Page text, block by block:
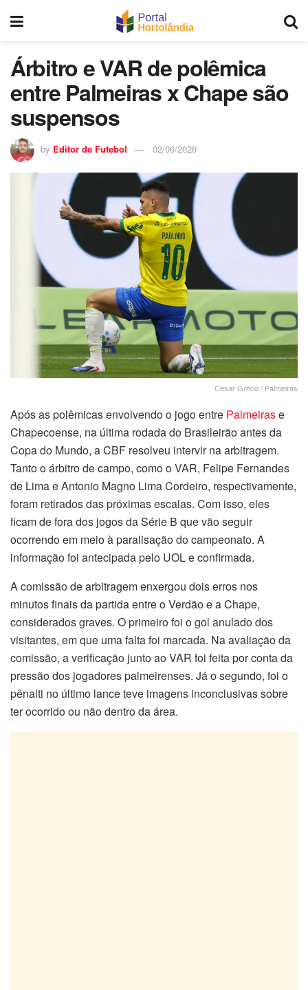
Árbitro e VAR de polêmica
entre Palmeiras x Chape são
suspensos
by Editor de Futebol 02/06/2026
Cesar Greco / Palmeiras
Após as polêmicas envolvendo o jogo entre Palmeirase
Chapecoense, na última rodada do Brasileirão antes da
Copa do Mundo, a CBF resolveu intervir na arbitragem.
Tanto o árbitro de campo, como o VAR, Felipe Fernandes
de Lima e Antonio Magno Lima Cordeiro, respectivamente,
foram retirados das próximas escalas. Com isso, eles
ficam de fora dos jogos da Série B que vão seguir
ocorrendo em meio à paralisação do campeonato. A
informação foi antecipada pelo UOL e confirmada.
A comissão de arbitragem enxergou dois erros nos
minutos finais da partida entre o Verdão e a Chape,
considerados graves. O primeiro foi o gol anulado dos
visitantes, em que uma falta foi marcada. Na avaliação da
comissão, a verificação junto ao VAR foi feita por conta da
pressão dos jogadores palmeirenses. Já o segundo, foi o
pênalti no último lance teve imagens inconclusivas sobre
ter ocorrido ou não dentro da área.